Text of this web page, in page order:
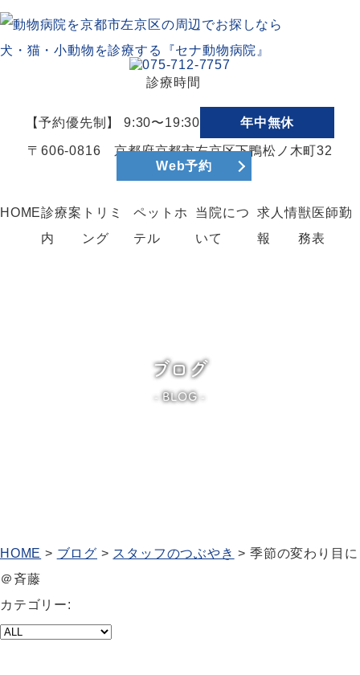
診療時間
【予約優先制】 9:30〜19:30 年中無休
〒606-0816 京都府京都市左京区下鴨松ノ木町32
Web予約
HOME診療案
内
トリミ
ング
ペットホ
テル
当院につ
いて
求人情
報
獣医師勤
務表
ブログ
BLOG
HOME > ブログ > スタッフのつぶやき >季節の変わり目に
＠斉藤
カテゴリー: